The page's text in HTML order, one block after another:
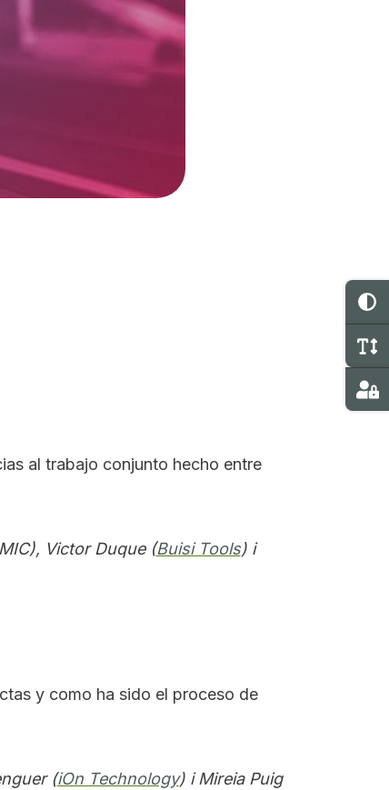
al trabajo conjunto hecho entre
Victor Duque (Buisi Tools) i
y como ha sido el proceso de
(iOn Technology) i Mireia Puig